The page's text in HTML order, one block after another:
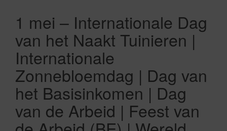
1 mei – Internationale Dag
van het Naakt Tuinieren |
Internationale
Zonnebloemdag | Dag van
het Basisinkomen | Dag
van de Arbeid | Feest van